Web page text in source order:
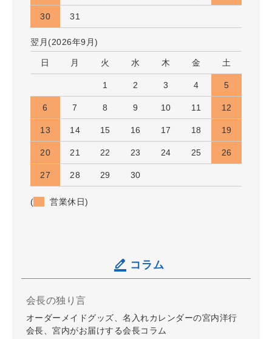
30 31
翌月(2026年9月)
日 月 火 水 木 金 土
1 2 3 4 5
6 7 8 9 10 11 12
13 14 15 16 17 18 19
20 21 22 23 24 25 26
27 28 29 30
( 営業休日)
コラム
会長の独り言
オーダーメイドグッズ、名入れカレンダーの宮内洋行
会長、宮内がお届けする会長コラム